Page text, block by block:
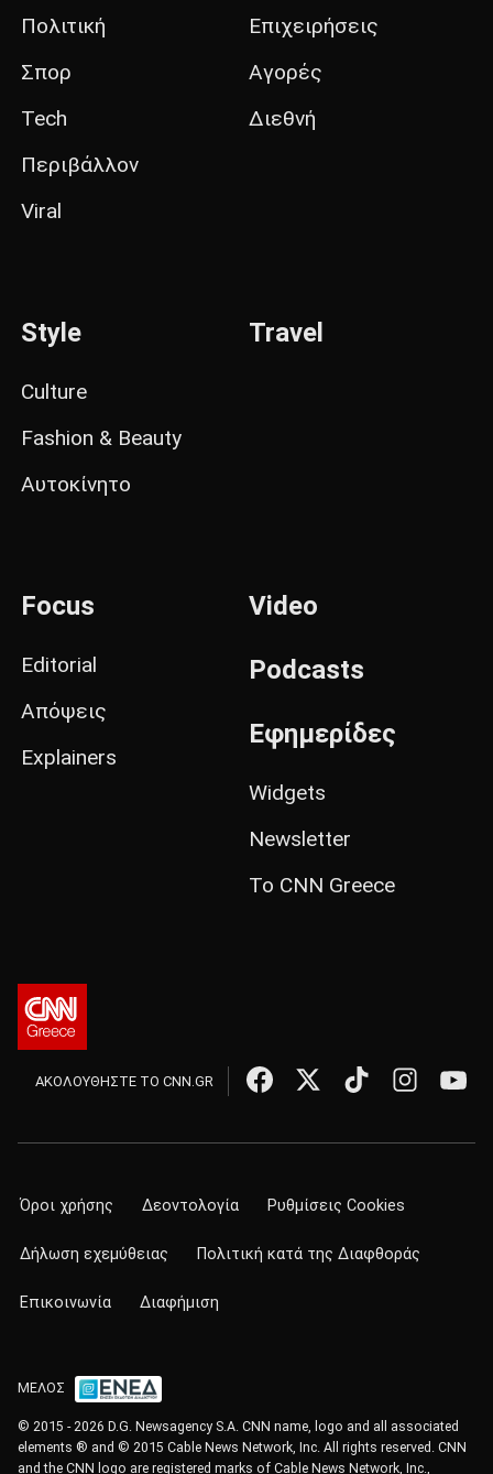
Πολιτική
Σπορ
Tech
Περιβάλλον
Viral
Επιχειρήσεις
Αγορές
Διεθνή
Style
Culture
Fashion & Beauty
Αυτοκίνητο
Travel
Focus
Editorial
Απόψεις
Explainers
Video
Podcasts
Εφημερίδες
Widgets
Newsletter
Το CNN Greece
ΑΚΟΛΟΥΘΗΣΤΕ ΤΟ CNN.GR
Όροι χρήσης Δεοντολογία Ρυθμίσεις Cookies
Δήλωση εχεμύθειας Πολιτική κατά της Διαφθοράς
Επικοινωνία Διαφήμιση
ΜΕΛΟΣ
© 2015 - 2026 D.G. Newsagency S.A. CNN name, logo and all associated
elements ® and © 2015 Cable News Network, Inc. All rights reserved. CNN
and the CNN logo are registered marks of Cable News Network, Inc.,